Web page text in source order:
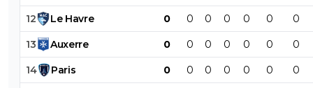
12 Le Havre 0 0 0 0 0 0 0
13 Auxerre 0 0 0 0 0 0 0
14 Paris 0 0 0 0 0 0 0